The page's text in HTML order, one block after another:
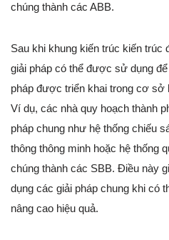
chúng thành các ABB.
Sau khi khung kiến trúc kiến trúc
giải pháp có thể được sử dụng
pháp được triển khai trong cơ sở
Ví dụ, các nhà quy hoạch thành
pháp chung như hệ thống chiếu
thông thông minh hoặc hệ thống
chúng thành các SBB. Điều này
dụng các giải pháp chung khi có
nâng cao hiệu quả.